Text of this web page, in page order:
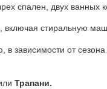
спален, двух ванных
стиральную
в зависимости от
Трапани.